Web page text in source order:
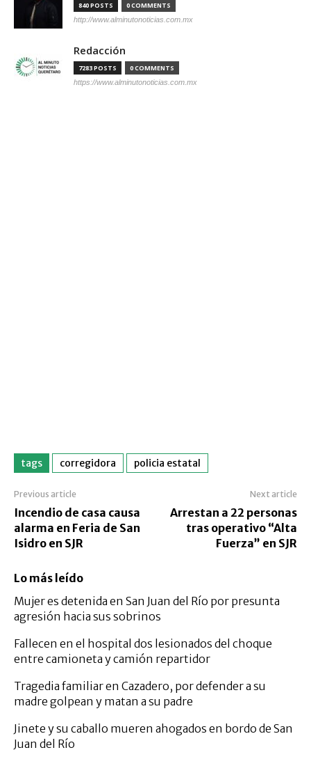
840 POSTS 0 COMMENTS
http://www.alminutonoticias.com.mx
Redacción
7283 POSTS 0 COMMENTS
https://www.alminutonoticias.com.mx
tags corregidora policia estatal
Previous article
Incendio de casa causa
alarma en Feria de San
Isidro en SJR
Next article
Arrestan a 22 personas
tras operativo “Alta
Fuerza” en SJR
Lo más leído
Mujer es detenida en San Juan del Río por presunta
agresión hacia sus sobrinos
Fallecen en el hospital dos lesionados del choque
entre camioneta y camión repartidor
Tragedia familiar en Cazadero, por defender a su
madre golpean y matan a su padre
Jinete y su caballo mueren ahogados en bordo de San
Juan del Río